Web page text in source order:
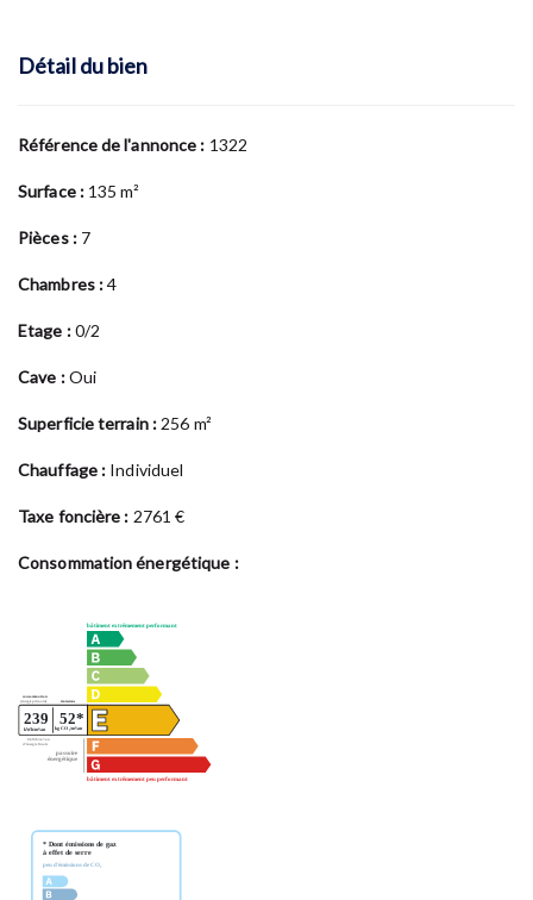
Détail du bien
Référence de l'annonce : 1322
Surface : 135 m²
Pièces : 7
Chambres :4
Etage :0/2
Cave :Oui
Superficie terrain : 256 m²
Chauffage : Individuel
Taxe foncière : 2761 €
Consommation énergétique :